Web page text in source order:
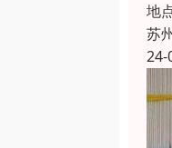
地
苏
24-